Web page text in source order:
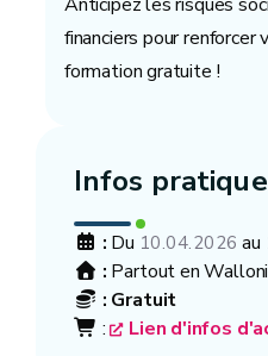
financiers pour
formation gratuite !
Infos
: Du 10.04.2026 au
: Partout en
: Gratuit
:
Lien d'infos